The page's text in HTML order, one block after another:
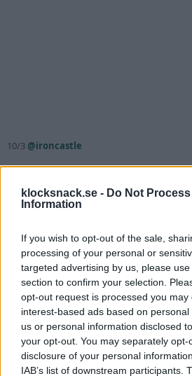
klocksnack.se - Do Not
Information
If you wish to opt-out of the sale,
processing of your personal or
targeted advertising by us, please
section to confirm your selection.
opt-out request is processed you may
interest-based ads based on
us or personal information disclosed
your opt-out. You may separately
disclosure of your personal
IAB’s list of downstream participants.
10/3 @ironcastle